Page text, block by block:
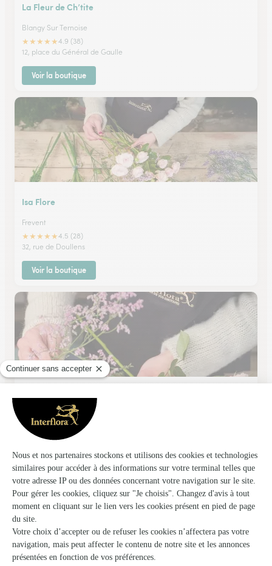
La Fleur de Ch’tite
Blangy Sur Ternoise
★★★★★4.9 (38)
12, place du Général de Gaulle
Voir la boutique
Isa Flore
Frevent
★★★★★4.5 (28)
32, rue de Doullens
Voir la boutique
Sesame
Aire Sur la Lys
★★
4.8 (120)
10 rue de saint Omer
Voir la boutique